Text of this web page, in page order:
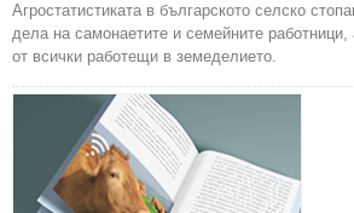
Агростатистиката в българското селско
дела на самонаетите и семейните работници,
от всички работещи в земеделието.